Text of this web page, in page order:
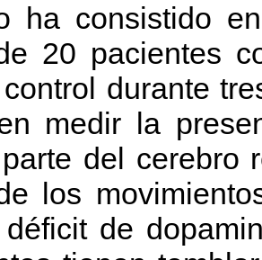
ha consistido
20 pacientes
durante
medir la
del cerebro
los
de